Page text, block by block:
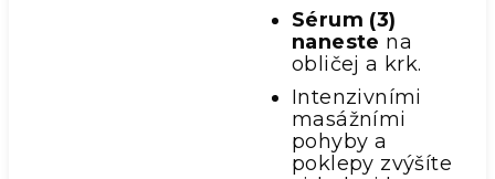
Sérum (3)
naneste na
obličej a krk.
Intenzivními
masážními
pohyby a
poklepy zvýšíte